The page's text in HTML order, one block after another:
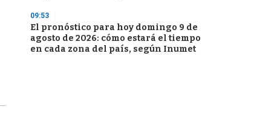
09:53
El pronóstico para hoy domingo 9 de
agosto de 2026: cómo estará el tiempo
en cada zona del país, según Inumet